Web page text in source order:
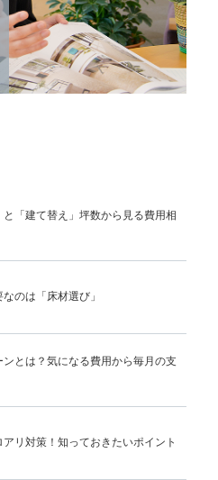
と「建て替え」坪数から見る費用相
のは「床材選び」
ンとは？気になる費用から毎月の支
リ対策！知っておきたいポイント